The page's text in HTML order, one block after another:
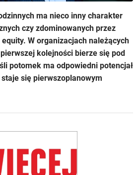
ma nieco inny charakter
czy zdominowanych przez
W organizacjach należących
kolejności bierze się pod
potomek ma odpowiedni potencjał
się pierwszoplanowym